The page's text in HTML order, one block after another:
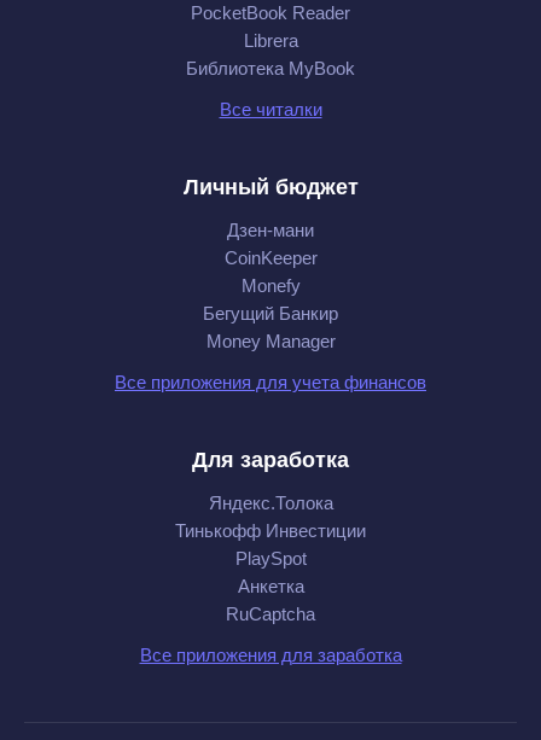
PocketBook Reader
Librera
Библиотека MyBook
Все читалки
Личный бюджет
Дзен-мани
CoinKeeper
Monefy
Бегущий Банкир
Money Manager
Все приложения для учета финансов
Для заработка
Яндекс.Толока
Тинькофф Инвестиции
PlaySpot
Анкетка
RuCaptcha
Все приложения для заработка